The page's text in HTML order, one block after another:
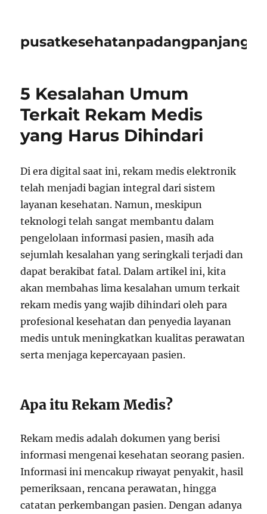
pusatkesehatanpadangpanjangid
5 Kesalahan Umum
Terkait Rekam Medis
yang Harus Dihindari
Di era digital saat ini, rekam medis elektronik
telah menjadi bagian integral dari sistem
layanan kesehatan. Namun, meskipun
teknologi telah sangat membantu dalam
pengelolaan informasi pasien, masih ada
sejumlah kesalahan yang seringkali terjadi dan
dapat berakibat fatal. Dalam artikel ini, kita
akan membahas lima kesalahan umum terkait
rekam medis yang wajib dihindari oleh para
profesional kesehatan dan penyedia layanan
medis untuk meningkatkan kualitas perawatan
serta menjaga kepercayaan pasien.
Apa itu Rekam Medis?
Rekam medis adalah dokumen yang berisi
informasi mengenai kesehatan seorang pasien.
Informasi ini mencakup riwayat penyakit, hasil
pemeriksaan, rencana perawatan, hingga
catatan perkembangan pasien. Dengan adanya